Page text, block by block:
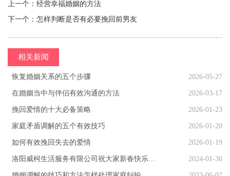
上一个： 经营幸福婚姻的方法
下一个： 怎样判断是否有必要挽回前男友
相关新闻
恢复婚姻关系的五个步骤 2026-05-27
在婚姻当中与伴侣有效沟通的方法 2026-03-17
挽回爱情的十大必备策略 2026-01-23
家庭矛盾调解的五个有效技巧 2026-01-20
如何有效挽回失去的爱情 2026-01-19
洛阳威柯生活服务有限公司祝大家新春快乐，龙年行大运！ 2024-01-30